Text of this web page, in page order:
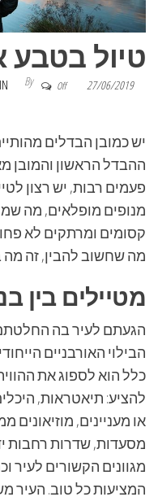
טיול בטבע
27/06/2019
Off
By
יש כמובן הבדלים
ההבדל הראשון והמובן
פעמים רבות, יש רצון
מנופים מופלאים, מה
קסומים ומרתקים לא
מה שחשוב להבין, זה מה
מטיילים בין
הגעתם לעיר בה
הבילוי האורבניים
כלל הוא לספוג את
להציע: תיאטראות,
או מעניינים, מוזיאונים
מסעדות, שדרות רחבות
מגוונים הקשורים לעיר
המציעות כל טוב. העיר